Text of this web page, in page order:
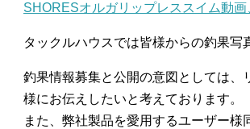
SHORESオルガリップレススイム動
タックルハウスでは皆様からの釣果
釣果情報募集と公開の意図としては、
様にお伝えしたいと考えております。
また、弊社製品を愛用するユーザー